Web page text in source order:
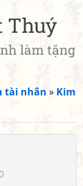
Thuý
làm tặng
tài nhân » Kim